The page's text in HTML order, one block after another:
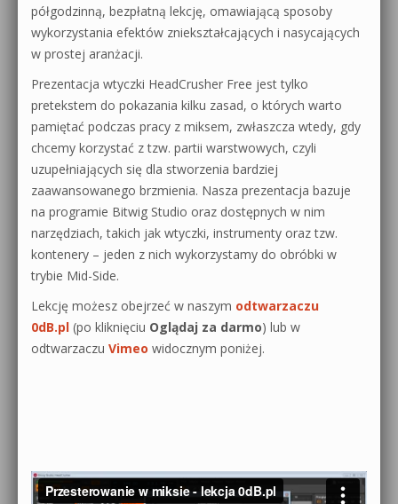
półgodzinną, bezpłatną lekcję, omawiającą sposoby
wykorzystania efektów zniekształcających i nasycających
w prostej aranżacji.
Prezentacja wtyczki HeadCrusher Free jest tylko
pretekstem do pokazania kilku zasad, o których warto
pamiętać podczas pracy z miksem, zwłaszcza wtedy, gdy
chcemy korzystać z tzw. partii warstwowych, czyli
uzupełniających się dla stworzenia bardziej
zaawansowanego brzmienia. Nasza prezentacja bazuje
na programie Bitwig Studio oraz dostępnych w nim
narzędziach, takich jak wtyczki, instrumenty oraz tzw.
kontenery – jeden z nich wykorzystamy do obróbki w
trybie Mid-Side.
Lekcję możesz obejrzeć w naszym odtwarzaczu
0dB.pl (po kliknięciu Oglądaj za darmo) lub w
odtwarzaczu Vimeo widocznym poniżej.